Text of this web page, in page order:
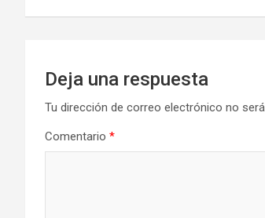
entradas
Deja una respuesta
Tu dirección de correo electrónico no
Comentario *